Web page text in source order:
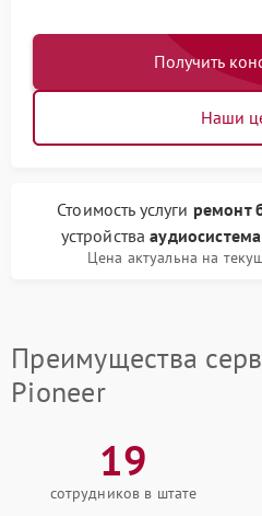
Получить
Наши
Стоимость услуги ремонт
устройства
Цена актуальна на
Преимущества
Pioneer
19
сотрудников в штате